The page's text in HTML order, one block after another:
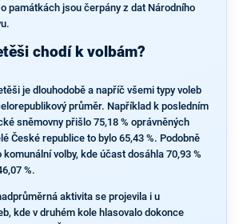
památkách jsou čerpány z dat Národního
chodí k volbám?
je dlouhodobě a napříč všemi typy voleb
průměr. Například k posledním
sněmovny přišlo 75,18 % oprávněných
České republice to bylo 65,43 %. Podobně
volby, kde účast dosáhla 70,93 %
%.
aktivita se projevila i u
kde v druhém kole hlasovalo dokonce